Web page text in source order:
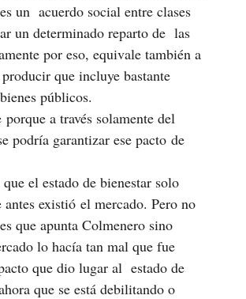
un acuerdo social entre clases
un determinado reparto de las
por eso, equivale también a
que incluye bastante
públicos.
porque a través solamente del
podría garantizar ese pacto de
el estado de bienestar solo
antes existió el mercado. Pero no
que apunta Colmenero sino
lo hacía tan mal que fue
que dio lugar al estado de
que se está debilitando o